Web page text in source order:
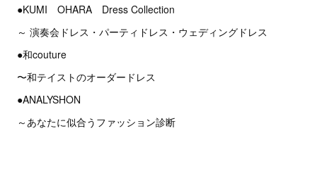
●KUMI OHARA Dress Collection
～ 演奏会ドレス・パーティドレス・ウェディングドレス
●和couture
〜和テイストのオーダードレス
●ANALYSHON
～あなたに似合うファッション診断